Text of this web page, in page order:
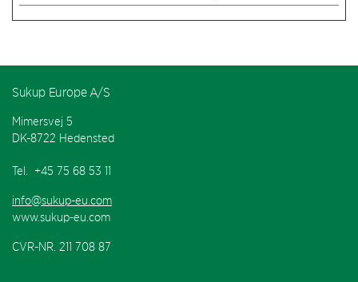
Sukup Europe A/S
Mimersvej 5
DK-8722 Hedensted
Tel. +45 75 68 53 11
info@sukup-eu.com
www.sukup-eu.com
CVR-NR. 211 708 87